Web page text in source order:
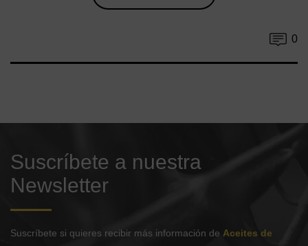
0
Suscríbete a nuestra
Newsletter
Suscríbete si quieres recibir más información de Aceites de